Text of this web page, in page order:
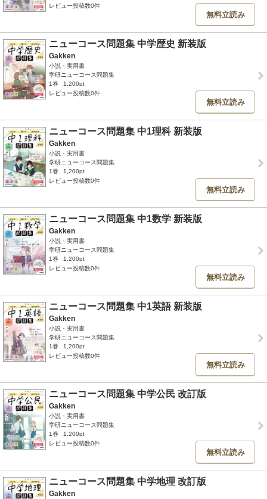
レビュー投稿数0件
無料立読み
ニューコース問題集 中学歴史 新装版
Gakken
小説・実用書
学研ニューコース問題集
1巻
1,200pt
レビュー投稿数0件
無料立読み
ニューコース問題集 中1理科 新装版
Gakken
小説・実用書
学研ニューコース問題集
1巻
1,200pt
レビュー投稿数0件
無料立読み
ニューコース問題集 中1数学 新装版
Gakken
小説・実用書
学研ニューコース問題集
1巻
1,200pt
レビュー投稿数0件
無料立読み
ニューコース問題集 中1英語 新装版
Gakken
小説・実用書
学研ニューコース問題集
1巻
1,200pt
レビュー投稿数0件
無料立読み
ニューコース問題集 中学公民 改訂版
Gakken
小説・実用書
学研ニューコース問題集
1巻
1,200pt
レビュー投稿数0件
無料立読み
ニューコース問題集 中学地理 改訂版
Gakken